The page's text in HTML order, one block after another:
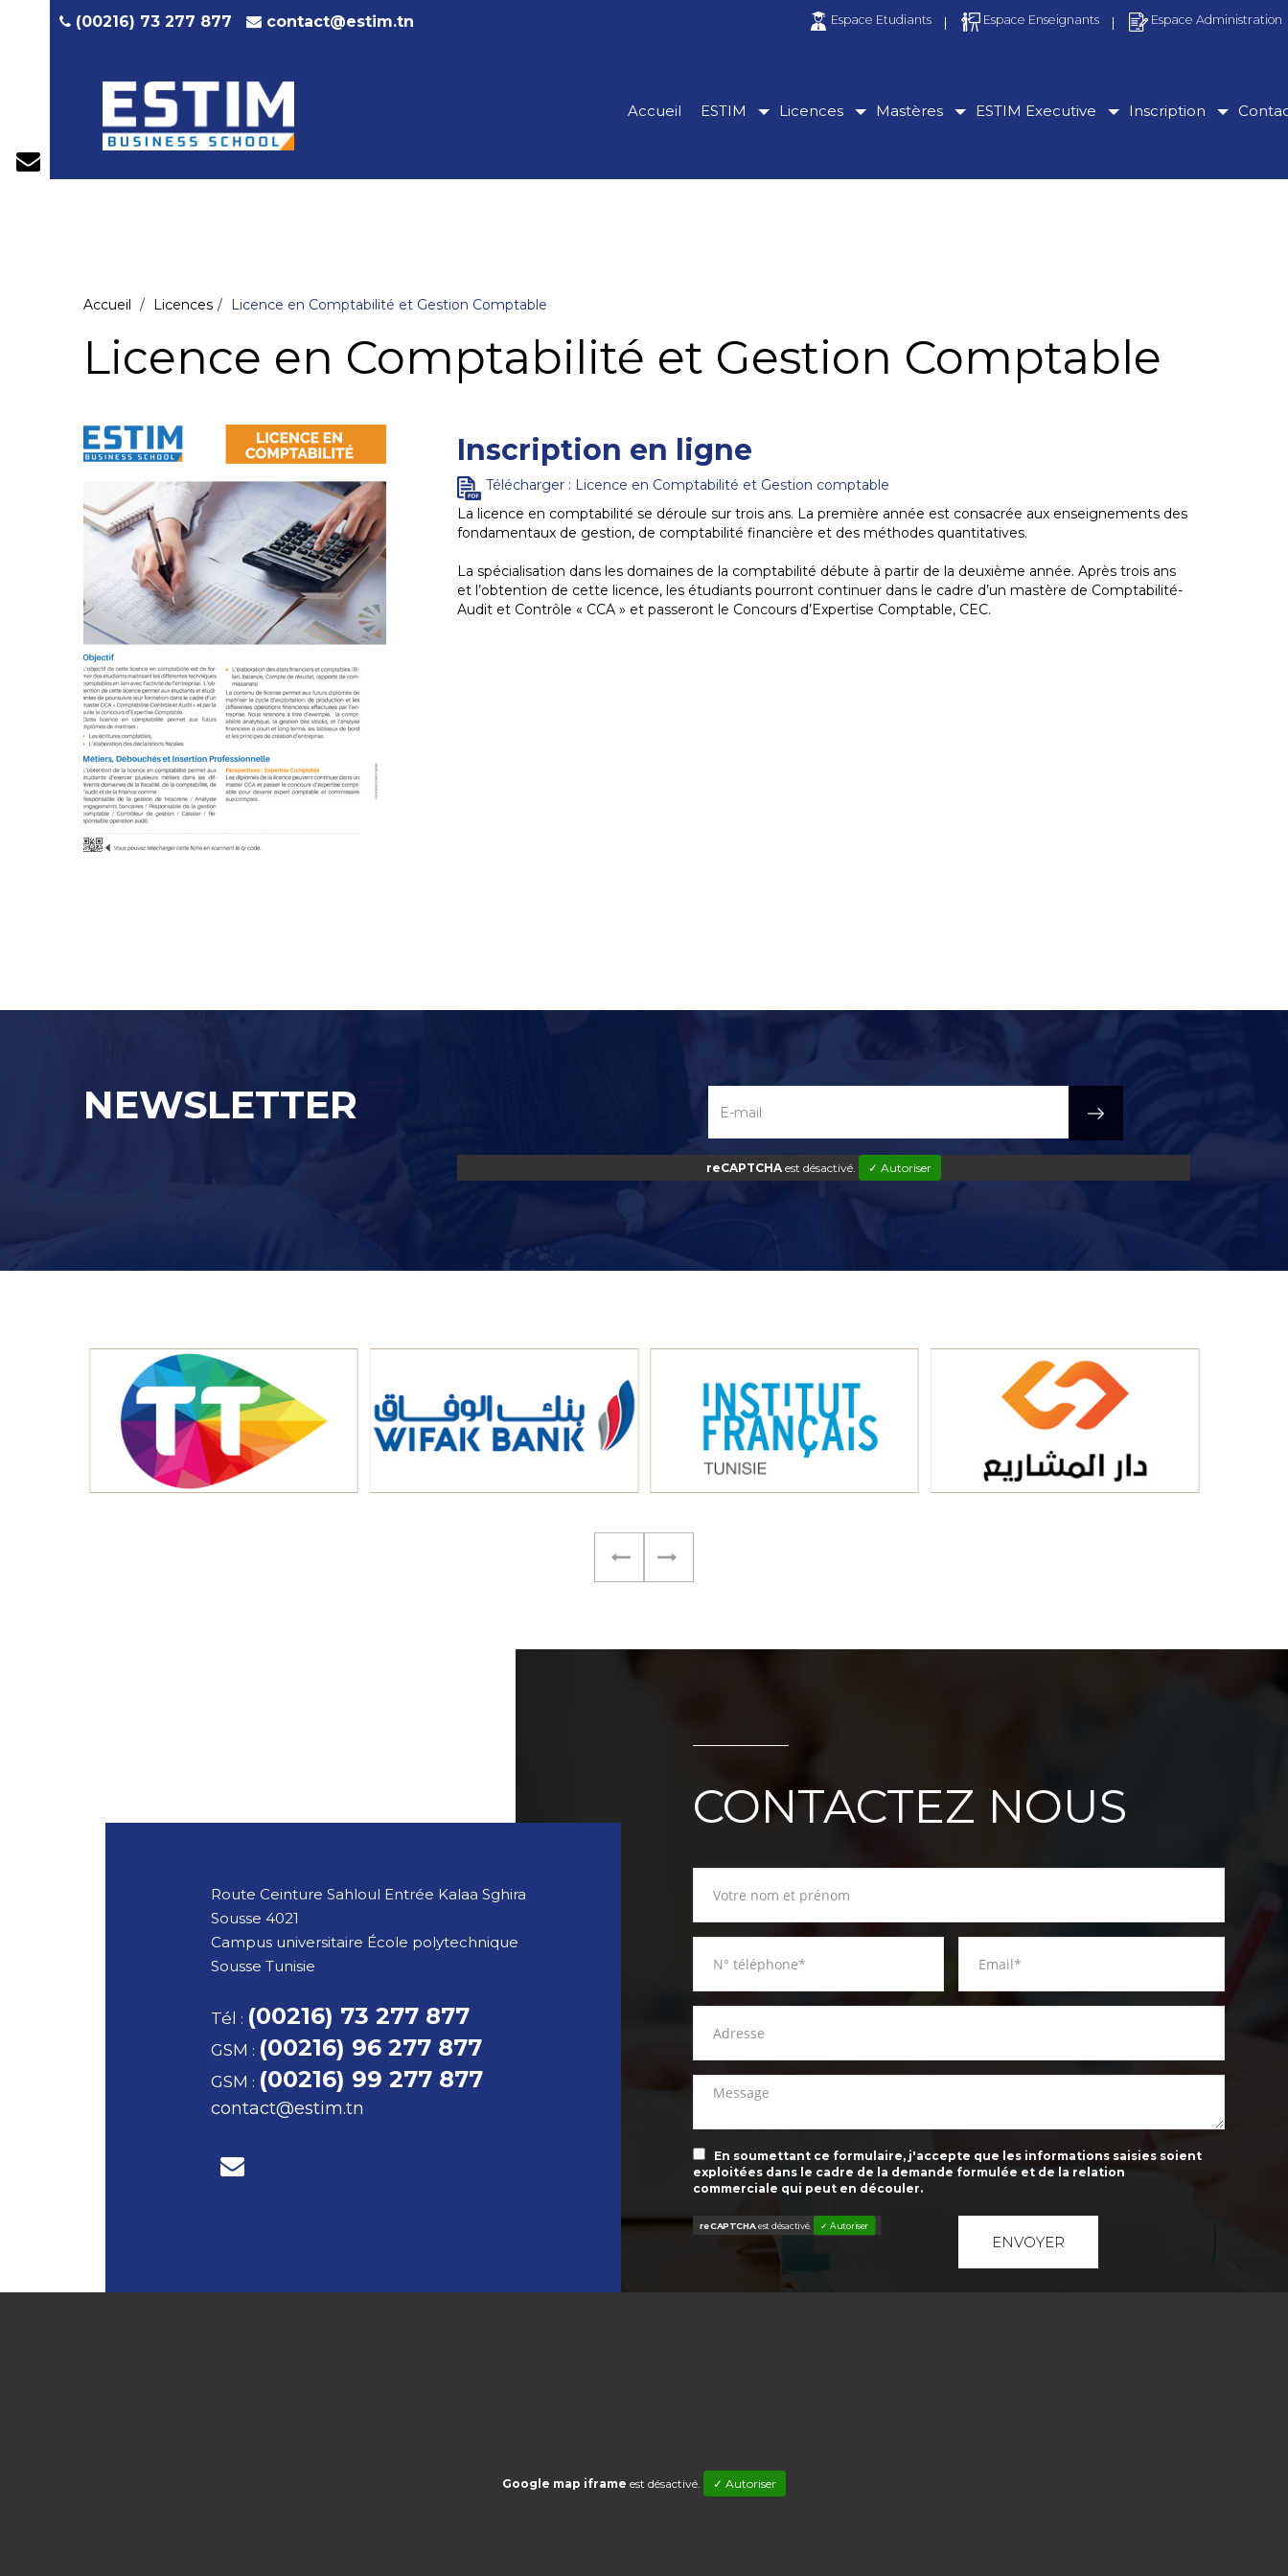
(00216) 73 277 877 contact@estim.tn Espace Etudiants Espace Enseignants Espace Administration
Accueil ESTIM Licences Mastères ESTIM Executive Inscription
Accueil Licences Licence en Comptabilité et Gestion Comptable
Licence en Comptabilité et Gestion Comptable
Inscription en ligne
Télécharger : Licence en Comptabilité et Gestion comptable
La licence en comptabilité se déroule sur trois ans. La première année est consacrée aux enseignements des
fondamentaux de gestion, de comptabilité financière et des méthodes quantitatives.
La spécialisation dans les domaines de la comptabilité débute à partir de la deuxième année. Après trois ans
et l’obtention de cette licence, les étudiants pourront continuer dans le cadre d’un mastère de Comptabilité-
Audit et Contrôle « CCA » et passeront le Concours d’Expertise Comptable, CEC.
NEWSLETTER
reCAPTCHA est désactivé. ✓ Autoriser
Route Ceinture Sahloul Entrée Kalaa Sghira
Sousse 4021
Campus universitaire École polytechnique
Sousse Tunisie
Tél : (00216) 73 277 877
GSM : (00216) 96 277 877
GSM : (00216) 99 277 877
contact@estim.tn
CONTACTEZ NOUS
En soumettant ce formulaire, j'accepte que les informations saisies soient
exploitées dans le cadre de la demande formulée et de la relation
commerciale qui peut en découler.
reCAPTCHAest désactivé. ✓ Autoriser
Google map iframe est désactivé. ✓ Autoriser